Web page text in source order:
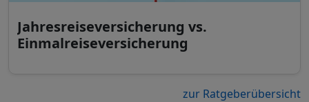
Jahresreiseversicherung vs.
Einmalreiseversicherung
zur Ratgeberübersicht